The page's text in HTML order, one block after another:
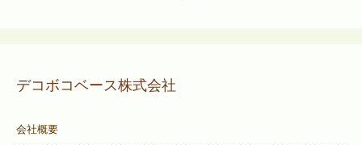
デコボコベース株式会社
会社概要